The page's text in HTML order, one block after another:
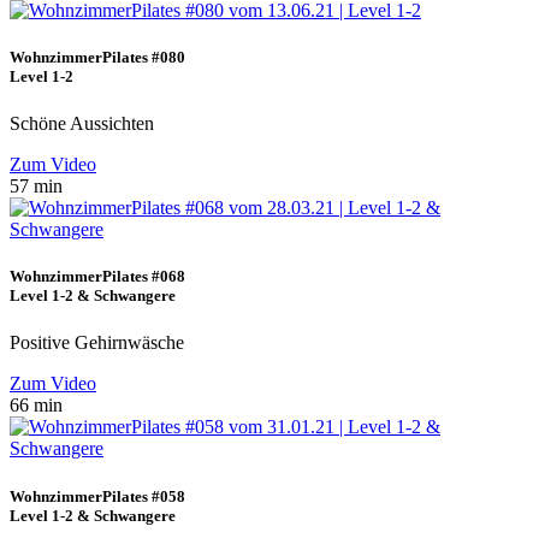
WohnzimmerPilates #080
Level 1-2
Schöne Aussichten
Zum Video
57 min
WohnzimmerPilates #068
Level 1-2 & Schwangere
Positive Gehirnwäsche
Zum Video
66 min
WohnzimmerPilates #058
Level 1-2 & Schwangere